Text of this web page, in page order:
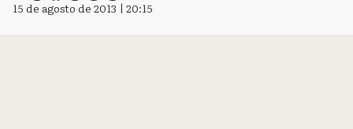
15 de agosto de 2013 | 20:15